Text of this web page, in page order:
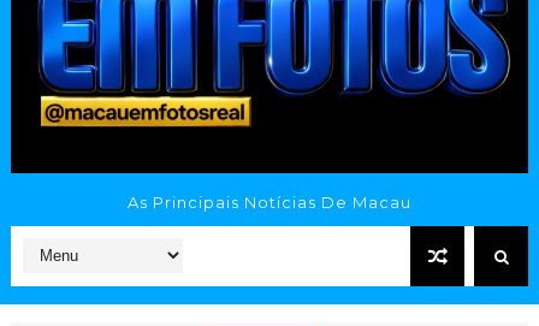
As Principais Notícias De Macau